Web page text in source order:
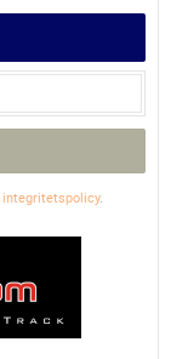
integritetspolicy.